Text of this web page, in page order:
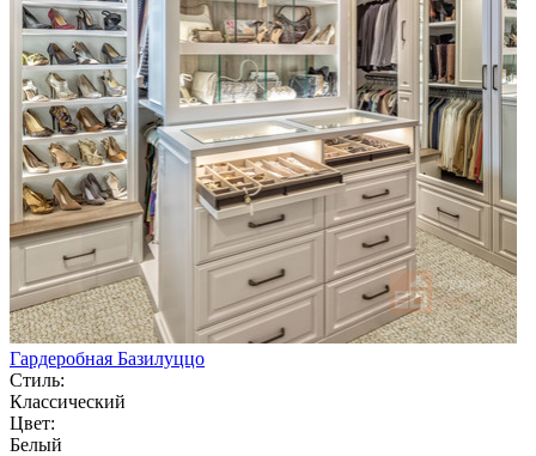
Гардеробная Базилуццо
Стиль:
Классический
Цвет:
Белый